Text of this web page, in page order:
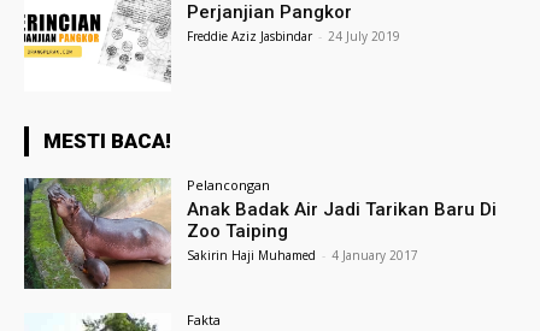
Perjanjian Pangkor
Freddie Aziz Jasbindar - 24 July 2019
MESTI BACA!
Pelancongan
Anak Badak Air Jadi Tarikan Baru Di
Zoo Taiping
Sakirin Haji Muhamed - 4 January 2017
Fakta